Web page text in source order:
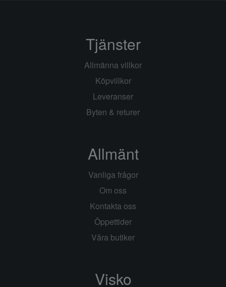
Tjänster
Allmänna villkor
Köpvillkor
Leveranser
Byten & returer
Allmänt
Vanliga frågor
Om oss
Kontakta oss
Öppettider
Våra butiker
Visko